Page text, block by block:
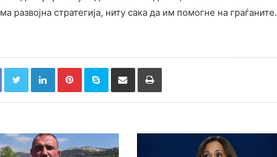
развојна стратегија, ниту сака да им помогне на граѓаните.
FacebookTwitterLinkedInPinterestSkype Сподели преку Е-маил Испринтај